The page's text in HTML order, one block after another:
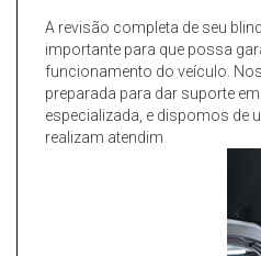
A revisão completa de seu
importante para que possa
funcionamento do veículo.
preparada para dar suporte
especializada, e dispomos de
realizam atendim